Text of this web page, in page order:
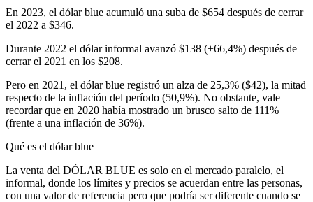
En 2023, el dólar blue acumuló una suba de $654 después de cerrar
el 2022 a $346.
Durante 2022 el dólar informal avanzó $138 (+66,4%) después de
cerrar el 2021 en los $208.
Pero en 2021, el dólar blue registró un alza de 25,3% ($42), la mitad
respecto de la inflación del período (50,9%). No obstante, vale
recordar que en 2020 había mostrado un brusco salto de 111%
(frente a una inflación de 36%).
Qué es el dólar blue
La venta del DÓLAR BLUE es solo en el mercado paralelo, el
informal, donde los límites y precios se acuerdan entre las personas,
con una valor de referencia pero que podría ser diferente cuando se